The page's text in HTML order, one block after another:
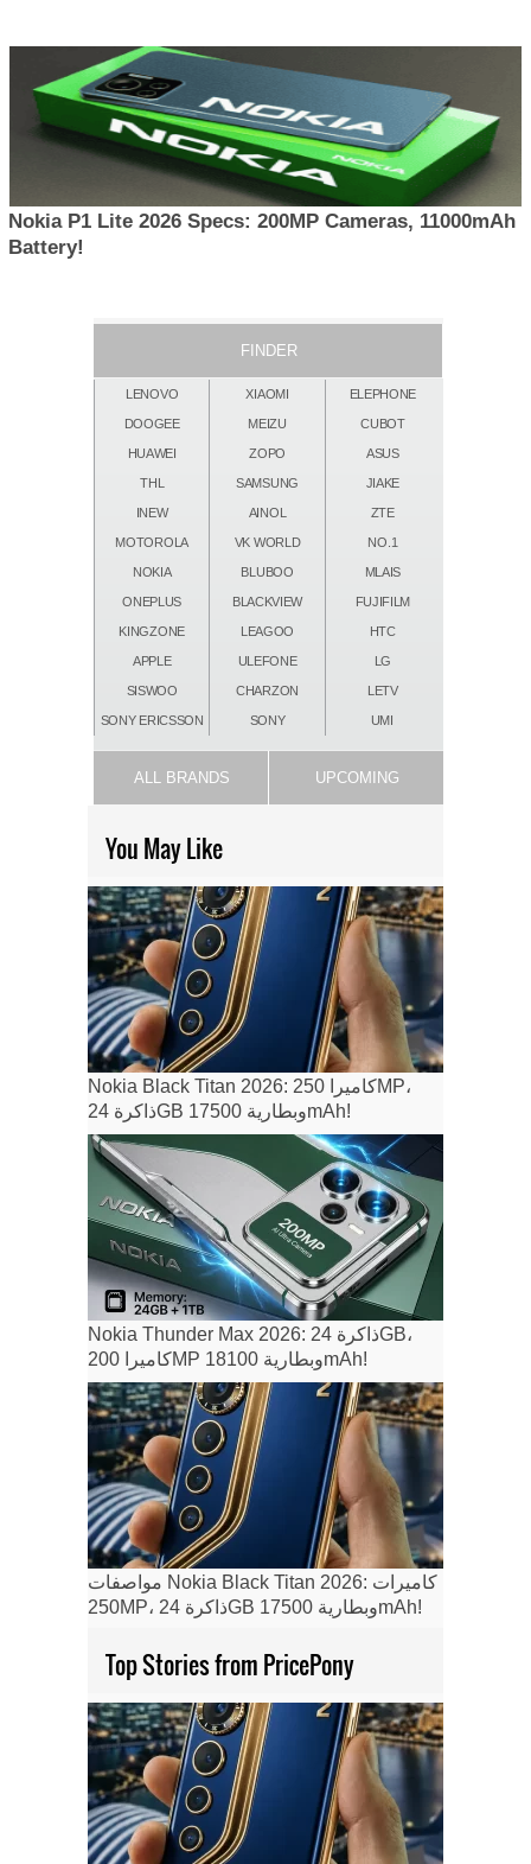
Nokia P1 Lite 2026 Specs: 200MP Cameras, 11000mAh
Battery!
FINDER
LENOVO XIAOMI ELEPHONE
DOOGEE MEIZU CUBOT
HUAWEI ZOPO ASUS
THL SAMSUNG JIAKE
INEW AINOL ZTE
MOTOROLA VK WORLD NO.1
NOKIA BLUBOO MLAIS
ONEPLUS BLACKVIEW FUJIFILM
KINGZONE LEAGOO HTC
APPLE ULEFONE LG
SISWOO CHARZON LETV
SONY ERICSSON SONY UMI
ALL BRANDS UPCOMING
You May Like
Nokia Black Titan 2026: كاميرا 250MP،
ذاكرة 24GB وبطارية 17500mAh!
Nokia Thunder Max 2026: ذاكرة 24GB،
كاميرا 200MP وبطارية 18100mAh!
مواصفات Nokia Black Titan 2026: كاميرات
250MP، ذاكرة 24GB وبطارية 17500mAh!
Top Stories from PricePony